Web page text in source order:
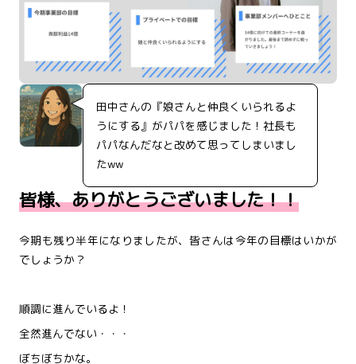
田中さんの『娘さんと仲良くいられるよ
うにする』がパパを感じました！社長も
パパなんだなと改めて思ってしまいまし
たww
皆様、ありがとうございました！！
今期も残り半年になりましたが、皆さんは今年の目標はいかが
でしょうか？
順調に進んでいるよ！
全然進んでない・・・
ぼちぼちかな。